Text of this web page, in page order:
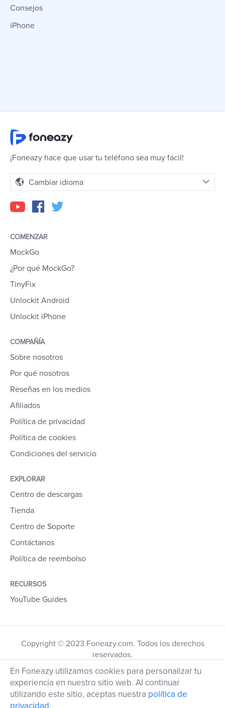
Consejos
iPhone
¡Foneazy hace que usar tu teléfono sea muy fácil!
Cambiar idioma
COMENZAR
MockGo
¿Por qué MockGo?
TinyFix
Unlockit Android
Unlockit iPhone
COMPAÑÍA
Sobre nosotros
Por qué nosotros
Reseñas en los medios
Afiliados
Política de privacidad
Política de cookies
Condiciones del servicio
EXPLORAR
Centro de descargas
Tienda
Centro de Soporte
Contáctanos
Política de reembolso
RECURSOS
YouTube Guides
Copyright © 2023 Foneazy.com. Todos los derechos
reservados.
En Foneazy utilizamos cookies para personalizar tu
experiencia en nuestro sitio web. Al continuar
utilizando este sitio, aceptas nuestra política de
privacidad.